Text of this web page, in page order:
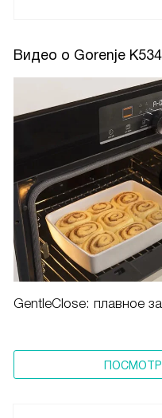
Видео о Gorenje
GentleClose: плавное